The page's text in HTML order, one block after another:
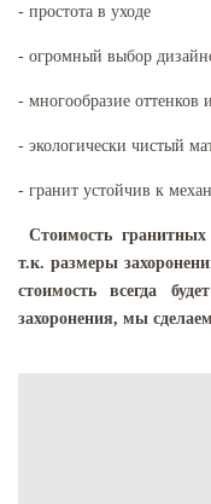
- простота в уходе
- огромный выбор
- многообразие оттенков
- экологически чистый
- гранит устойчив к
Стоимость
т.к. размеры
стоимость всегда
захоронения, мы